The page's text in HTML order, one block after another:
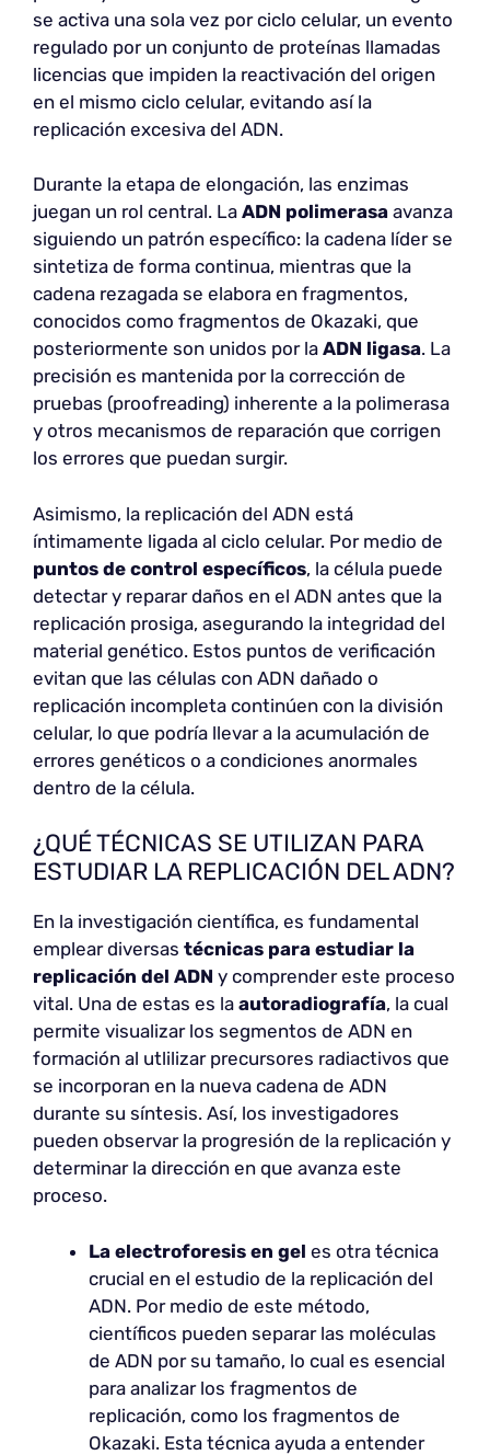
se activa una sola vez por ciclo celular, un evento
regulado por un conjunto de proteínas llamadas
licencias que impiden la reactivación del origen
en el mismo ciclo celular, evitando así la
replicación excesiva del ADN.
Durante la etapa de elongación, las enzimas
juegan un rol central. La ADN polimerasa avanza
siguiendo un patrón específico: la cadena líder se
sintetiza de forma continua, mientras que la
cadena rezagada se elabora en fragmentos,
conocidos como fragmentos de Okazaki, que
posteriormente son unidos por la ADN ligasa. La
precisión es mantenida por la corrección de
pruebas (proofreading) inherente a la polimerasa
y otros mecanismos de reparación que corrigen
los errores que puedan surgir.
Asimismo, la replicación del ADN está
íntimamente ligada al ciclo celular. Por medio de
puntos de control específicos, la célula puede
detectar y reparar daños en el ADN antes que la
replicación prosiga, asegurando la integridad del
material genético. Estos puntos de verificación
evitan que las células con ADN dañado o
replicación incompleta continúen con la división
celular, lo que podría llevar a la acumulación de
errores genéticos o a condiciones anormales
dentro de la célula.
¿QUÉ TÉCNICAS SE UTILIZAN PARA
ESTUDIAR LA REPLICACIÓN DEL ADN?
En la investigación científica, es fundamental
emplear diversas técnicas para estudiar la
replicación del ADN y comprender este proceso
vital. Una de estas es la autoradiografía, la cual
permite visualizar los segmentos de ADN en
formación al utlilizar precursores radiactivos que
se incorporan en la nueva cadena de ADN
durante su síntesis. Así, los investigadores
pueden observar la progresión de la replicación y
determinar la dirección en que avanza este
proceso.
La electroforesis en gel es otra técnica
crucial en el estudio de la replicación del
ADN. Por medio de este método,
científicos pueden separar las moléculas
de ADN por su tamaño, lo cual es esencial
para analizar los fragmentos de
replicación, como los fragmentos de
Okazaki. Esta técnica ayuda a entender